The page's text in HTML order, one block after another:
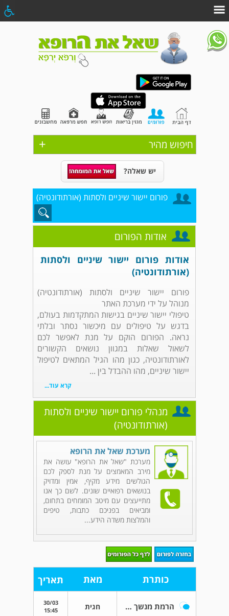
+ חיפוש מהיר
יש שאלה?
פורום יישור שיניים ולסתות (אורתודונטיה)
אודות הפורום
אודות פורום יישור שיניים ולסתות
(אורתודונטיה)
פורום יישור שיניים ולסתות (אורתודונטיה)
מנוהל על ידי מערכת האתר
טיפולי יישור שיניים בגישות המתקדמות בעולם,
בדגש על טיפולים עם מיכשור נסתר ובלתי
נראה. הפורום הוקם על מנת לאפשר לכם
לשאול שאלות במגוון נושאים הקשורים
לאורתודונטיה, כגון מהו הגיל המתאים לטיפול
יישור שיניים, מהו ההבדל בין ...
קרא עוד...
מנהלי פורום יישור שיניים ולסתות
(אורתודונטיה)
מערכת שאל את הרופא
מערכת "שאל את הרופא" עושה את
מירב המאמצים על מנת לספק לכם
הגולשים מידע מקיף, אמין ומדויק
בנושאים רפואיים שונים. לשם כך אנו
מתייעצים עם מיטב המומחים בתחום,
ומביאים בפניכם כתבות, טיפים
והמלצות משדה הידע...
כותרת מאת תאריך
הרמת מנשך מה זה בכלל חגית
30/03
15:45